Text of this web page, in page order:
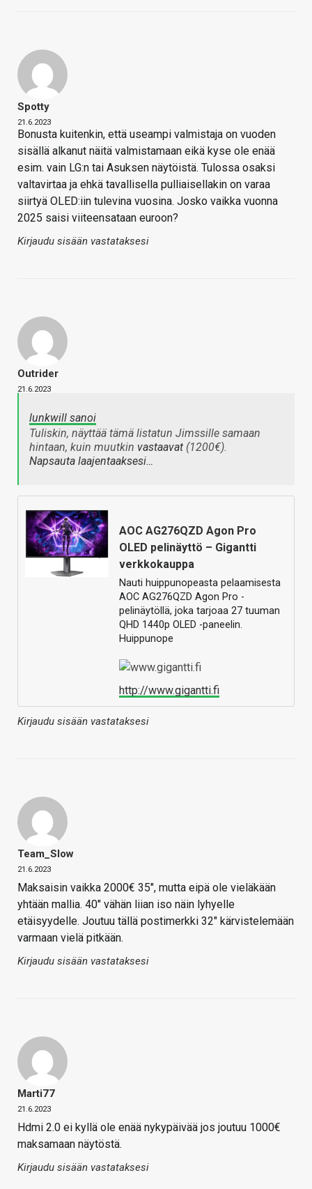
Spotty
21.6.2023
Bonusta kuitenkin, että useampi valmistaja on vuoden
sisällä alkanut näitä valmistamaan eikä kyse ole enää
esim. vain LG:n tai Asuksen näytöistä. Tulossa osaksi
valtavirtaa ja ehkä tavallisella pulliaisellakin on varaa
siirtyä OLED:iin tulevina vuosina. Josko vaikka vuonna
2025 saisi viiteensataan euroon?
Kirjaudu sisään vastataksesi
Outrider
21.6.2023
lunkwill sanoi
Tuliskin, näyttää tämä listatun Jimssille samaan
hintaan, kuin muutkin vastaavat (1200€).
Napsauta laajentaaksesi…
AOC AG276QZD Agon Pro
OLED pelinäyttö – Gigantti
verkkokauppa
Nauti huippunopeasta pelaamisesta
AOC AG276QZD Agon Pro -
pelinäytöllä, joka tarjoaa 27 tuuman
QHD 1440p OLED -paneelin.
Huippunope
http://www.gigantti.fi
Kirjaudu sisään vastataksesi
Team_Slow
21.6.2023
Maksaisin vaikka 2000€ 35″, mutta eipä ole vieläkään
yhtään mallia. 40″ vähän liian iso näin lyhyelle
etäisyydelle. Joutuu tällä postimerkki 32″ kärvistelemään
varmaan vielä pitkään.
Kirjaudu sisään vastataksesi
Marti77
21.6.2023
Hdmi 2.0 ei kyllä ole enää nykypäivää jos joutuu 1000€
maksamaan näytöstä.
Kirjaudu sisään vastataksesi